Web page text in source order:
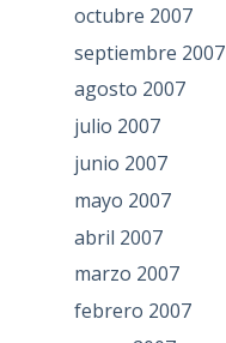
octubre 2007
septiembre 2007
agosto 2007
julio 2007
junio 2007
mayo 2007
abril 2007
marzo 2007
febrero 2007